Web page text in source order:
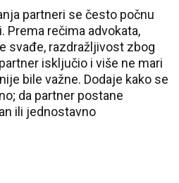
partneri se često počnu
Prema rečima advokata,
svađe, razdražljivost zbog
isključio i više ne mari
bile važne. Dodaje kako se
da partner postane
ili jednostavno